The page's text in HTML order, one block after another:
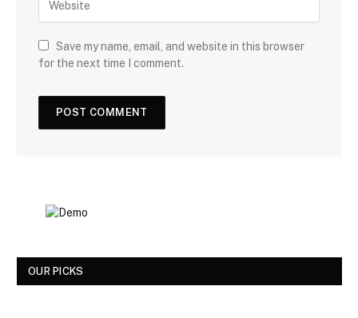
Save my name, email, and website in this browser
for the next time I comment.
OUR PICKS